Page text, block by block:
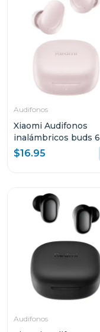
Audifonos
Xiaomi Audifonos
inalámbricos buds 6
play rosa 2420e1r
$16.95
Audifonos